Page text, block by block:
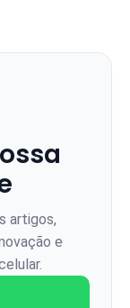
artigos,
e